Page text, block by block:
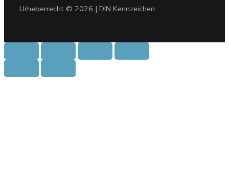
Urheberrecht © 2026 | DIN Kennzeichen